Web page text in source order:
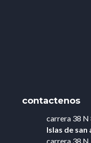
contactenos
carrera 38
Islas de san
carrera 38